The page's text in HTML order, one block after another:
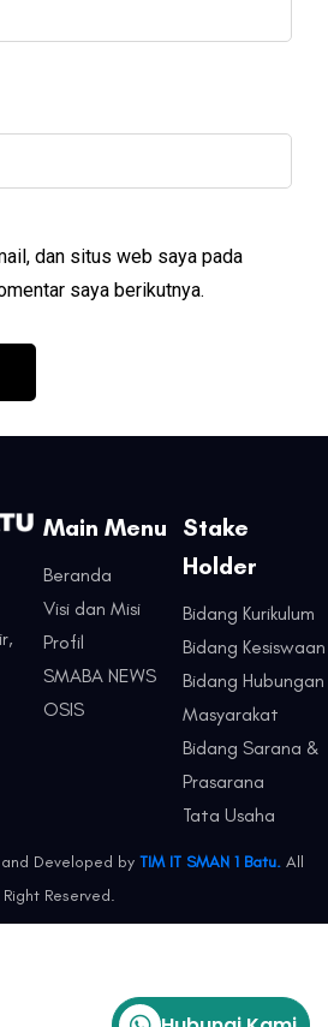
dan situs web saya pada
saya berikutnya.
Main Menu
Beranda
Visi dan Misi
Profil
SMABA NEWS
OSIS
Stake
Holder
Bidang Kurikulum
Bidang Kesiswaan
Bidang Hubungan
Masyarakat
Bidang Sarana &
Prasarana
Tata Usaha
Developed by TIM IT SMAN 1 Batu. All
Right Reserved.